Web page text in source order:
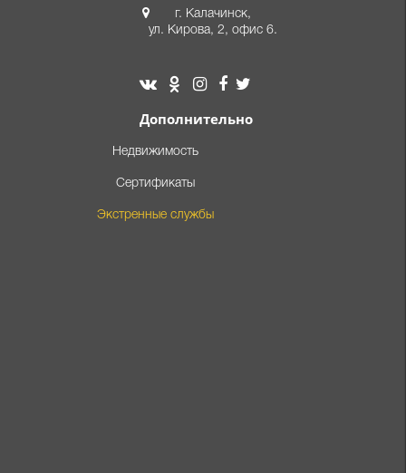
г. Калачинск,
ул. Кирова, 2, офис 6.
Дополнительно
Недвижимость
Сертификаты
Экстренные службы